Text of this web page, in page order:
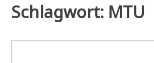
Schlagwort: MTU